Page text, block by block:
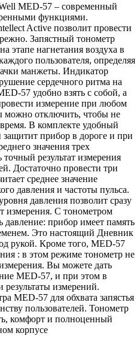
MED-57 – современный
функциями.
Active позволит провести
Запястный тонометр
этапе нагнетания воздуха в
пользователя, определяя
манжеты. Индикатор
сердечного ритма на
57 удобно взять с собой, а
измерение при любом
можно отключить, чтобы не
В комплекте удобный
прибор в дороге и при
значения трех
результат измерения
Достаточно провести три
среднее значение
давления и частоты пульса.
давления позволит сразу
измерения. С тонометром
давление: прибор имеет память
Это настоящий Дневник
рукой. Кроме того, MED-57
: в этом режиме тонометр не
Вы можете дать
MED-57, и при этом в
результаты измерений.
MED-57 для обхвата запястья
пользователей. Тонометр
комфорт и полноценный
корпусе